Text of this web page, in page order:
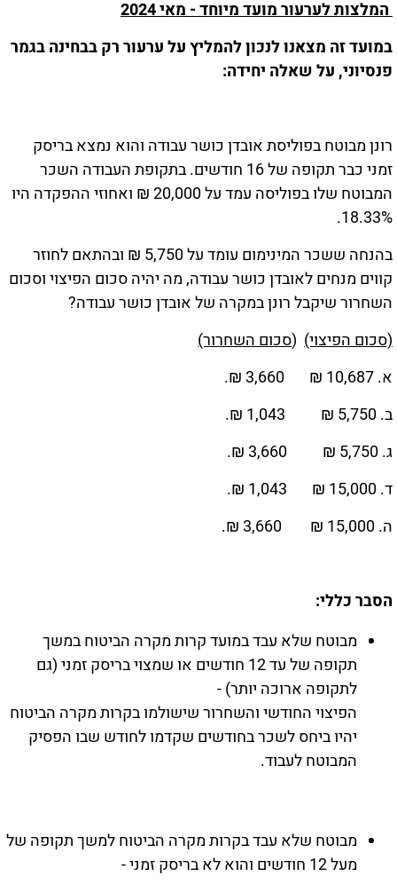
המלצות לערעור מועד מיוחד - מאי 2024
במועד זה מצאנו לנכון להמליץ על ערעור רק בבחינה בגמר
פנסיוני, על שאלה יחידה:
רונן מבוטח בפוליסת אובדן כושר עבודה והוא נמצא בריסק
זמני כבר תקופה של 16 חודשים. בתקופת העבודה השכר
המבוטח שלו בפוליסה עמד על 20,000 ₪ ואחוזי ההפקדה היו
18.33%.
בהנחה ששכר המינימום עומד על 5,750 ₪ ובהתאם לחוזר
קווים מנחים לאובדן כושר עבודה, מה יהיה סכום הפיצוי וסכום
השחרור שיקבל רונן במקרה של אובדן כושר עבודה?
(סכום הפיצוי) (סכום השחרור)
א. 10,687 ₪ 3,660 ₪.
ב. 5,750 ₪ 1,043 ₪.
ג. 5,750 ₪ 3,660 ₪.
ד. 15,000 ₪ 1,043 ₪.
ה. 15,000 ₪ 3,660 ₪.
הסבר כללי:
מבוטח שלא עבד במועד קרות מקרה הביטוח במשך
תקופה של עד 12 חודשים או שמצוי בריסק זמני (גם
לתקופה ארוכה יותר) -
הפיצוי החודשי והשחרור שישולמו בקרות מקרה הביטוח
יהיו ביחס לשכר בחודשים שקדמו לחודש שבו הפסיק
המבוטח לעבוד.
מבוטח שלא עבד בקרות מקרה הביטוח למשך תקופה של
מעל 12 חודשים והוא לא בריסק זמני -